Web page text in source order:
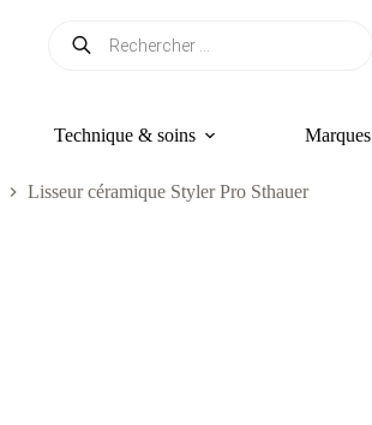
Technique & soins Marques
Lisseur céramique Styler Pro Sthauer